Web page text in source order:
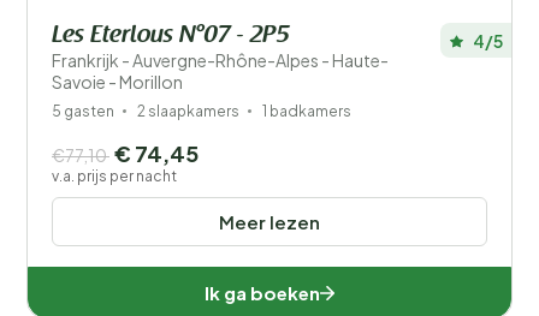
Les Eterlous N°07 - 2P5
Frankrijk - Auvergne-Rhône-Alpes - Haute-
Savoie - Morillon
4/5
5 gasten 2 slaapkamers 1 badkamers
Meer lezen
€77,10 € 74,45
v.a. prijs per nacht
Ik ga boeken